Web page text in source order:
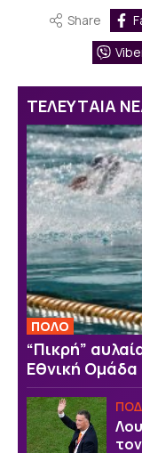
Share
ΤΕΛΕΥΤΑΙΑ
ΠΟΛΟ
“Πικρή”
Εθνική